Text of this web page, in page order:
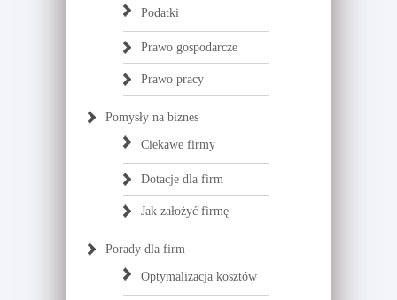
Podatki
Prawo gospodarcze
Prawo pracy
Pomysły na biznes
Ciekawe firmy
Dotacje dla firm
Jak założyć firmę
Porady dla firm
Optymalizacja kosztów